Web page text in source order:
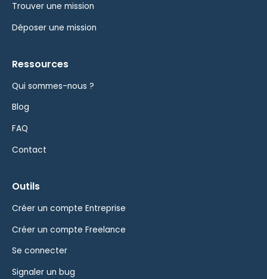
Trouver une mission
Déposer une mission
Ressources
Qui sommes-nous ?
Blog
FAQ
Contact
Outils
Créer un compte Entreprise
Créer un compte Freelance
Se connecter
Signaler un bug